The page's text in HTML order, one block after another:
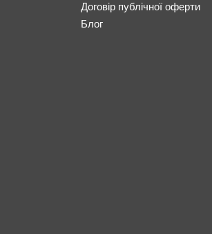
Договір публічної оферти
Блог